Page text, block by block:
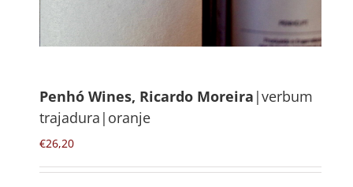
Mijn Account
Zoeken
Penhó Wines, Ricardo Moreira |verbum
trajadura|oranje
€26,20